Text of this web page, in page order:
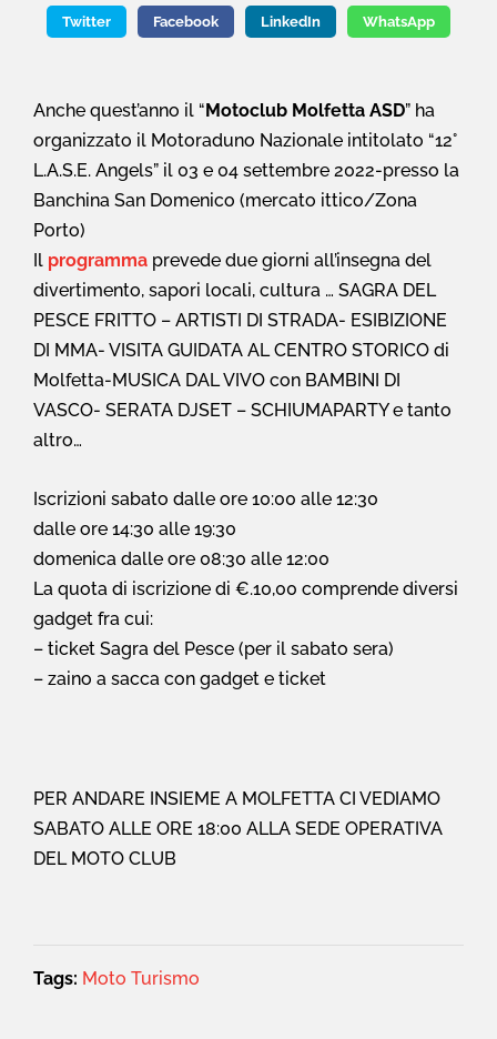
Twitter Facebook LinkedIn WhatsApp
Anche quest’anno il “Motoclub Molfetta ASD” ha
organizzato il Motoraduno Nazionale intitolato “12°
L.A.S.E. Angels” il 03 e 04 settembre 2022-presso la
Banchina San Domenico (mercato ittico/Zona
Porto)
Il programma prevede due giorni all’insegna del
divertimento, sapori locali, cultura … SAGRA DEL
PESCE FRITTO – ARTISTI DI STRADA- ESIBIZIONE
DI MMA- VISITA GUIDATA AL CENTRO STORICO di
Molfetta-MUSICA DAL VIVO con BAMBINI DI
VASCO- SERATA DJSET – SCHIUMAPARTY e tanto
altro…
Iscrizioni sabato dalle ore 10:00 alle 12:30
dalle ore 14:30 alle 19:30
domenica dalle ore 08:30 alle 12:00
La quota di iscrizione di €.10,00 comprende diversi
gadget fra cui:
– ticket Sagra del Pesce (per il sabato sera)
– zaino a sacca con gadget e ticket
PER ANDARE INSIEME A MOLFETTA CI VEDIAMO
SABATO ALLE ORE 18:00 ALLA SEDE OPERATIVA
DEL MOTO CLUB
Tags: Moto Turismo